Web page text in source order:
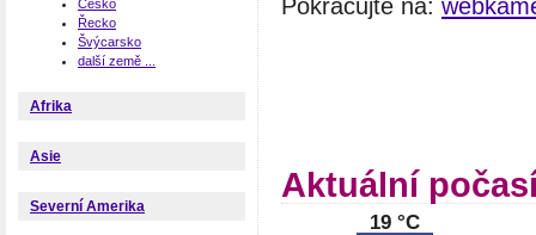
Česko
Řecko
Švýcarsko
další země ...
Afrika
Asie
Severní Amerika
Pokračujte na:
Aktuální
19 °C